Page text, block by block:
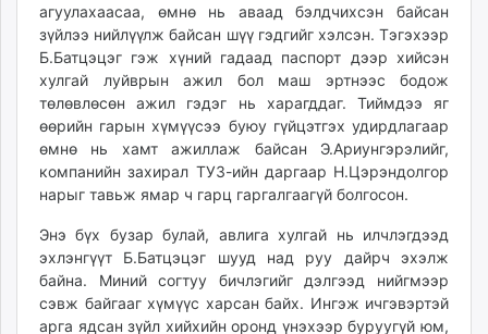
агуулахаасаа, өмнө нь аваад бэлдчихсэн байсан
зүйлээ нийлүүлж байсан шүү гэдгийг хэлсэн. Тэгэхээр
Б.Батцэцэг гэж хүний гадаад паспорт дээр хийсэн
хулгай луйврын ажил бол маш эртнээс бодож
төлөвлөсөн ажил гэдэг нь харагддаг. Тиймдээ яг
өөрийн гарын хүмүүсээ буюу гүйцэтгэх удирдлагаар
өмнө нь хамт ажиллаж байсан Э.Ариунгэрэлийг,
компанийн захирал ТУЗ-ийн даргаар Н.Цэрэндолгор
нарыг тавьж ямар ч гарц гаргалгаагүй болгосон.
Энэ бүх бузар булай, авлига хулгай нь илчлэгдээд
эхлэнгүүт Б.Батцэцэг шууд над руу дайрч эхэлж
байна. Миний согтуу бичлэгийг дэлгээд нийгмээр
сэвж байгааг хүмүүс харсан байх. Ингэж ичгэвэртэй
арга ядсан зүйл хийхийн оронд үнэхээр буруугүй юм,